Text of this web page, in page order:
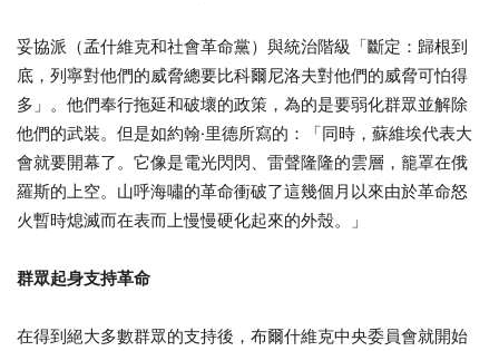
妥協派（孟什維克和社會革命黨）與統治階級「斷定：歸根到
底，列寧對他們的威脅總要比科爾尼洛夫對他們的威脅可怕得
多」。他們奉行拖延和破壞的政策，為的是要弱化群眾並解除
他們的武裝。但是如約翰·里德所寫的：「同時，蘇維埃代表大
會就要開幕了。它像是電光閃閃、雷聲隆隆的雲層，籠罩在俄
羅斯的上空。山呼海嘯的革命衝破了這幾個月以來由於革命怒
火暫時熄滅而在表而上慢慢硬化起來的外殼。」
群眾起身支持革命
在得到絕大多數群眾的支持後，布爾什維克中央委員會就開始